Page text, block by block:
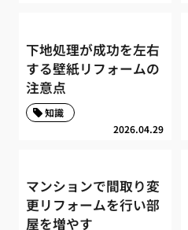
下地処理が成功を左右
する壁紙リフォームの
注意点
2026.04.29
知識
マンションで間取り変
更リフォームを行い部
屋を増やす